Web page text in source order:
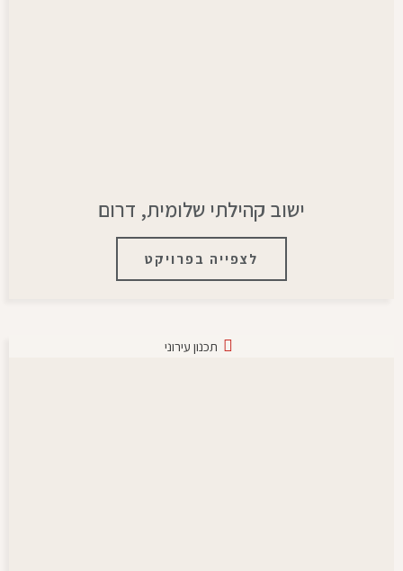
ישוב קהילתי שלומית, דרום
לצפייה בפרויקט
תכנון עירוני